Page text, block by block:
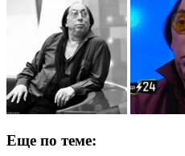
Еще по теме: